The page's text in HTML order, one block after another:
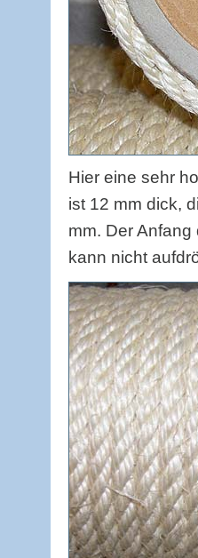
Hier eine sehr
ist 12 mm dick,
mm. Der
kann nicht